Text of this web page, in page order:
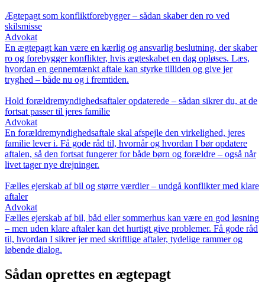
Ægtepagt som konfliktforebygger – sådan skaber den ro ved
skilsmisse
Advokat
En ægtepagt kan være en kærlig og ansvarlig beslutning, der skaber
ro og forebygger konflikter, hvis ægteskabet en dag opløses. Læs,
hvordan en gennemtænkt aftale kan styrke tilliden og give jer
tryghed – både nu og i fremtiden.
Hold forældremyndighedsaftaler opdaterede – sådan sikrer du, at de
fortsat passer til jeres familie
Advokat
En forældremyndighedsaftale skal afspejle den virkelighed, jeres
familie lever i. Få gode råd til, hvornår og hvordan I bør opdatere
aftalen, så den fortsat fungerer for både børn og forældre – også når
livet tager nye drejninger.
Fælles ejerskab af bil og større værdier – undgå konflikter med klare
aftaler
Advokat
Fælles ejerskab af bil, båd eller sommerhus kan være en god løsning
– men uden klare aftaler kan det hurtigt give problemer. Få gode råd
til, hvordan I sikrer jer med skriftlige aftaler, tydelige rammer og
løbende dialog.
Sådan oprettes en ægtepagt